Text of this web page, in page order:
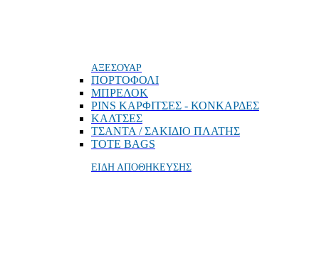
ΑΞΕΣΟΥΑΡ
ΠΟΡΤΟΦΟΛΙ
MΠΡΕΛΟΚ
PINS ΚΑΡΦΙΤΣΕΣ - ΚΟΝΚΑΡΔΕΣ
ΚΑΛΤΣΕΣ
ΤΣΑΝΤΑ / ΣΑΚΙΔΙΟ ΠΛΑΤΗΣ
TOTE BAGS
ΕΙΔΗ ΑΠΟΘΗΚΕΥΣΗΣ